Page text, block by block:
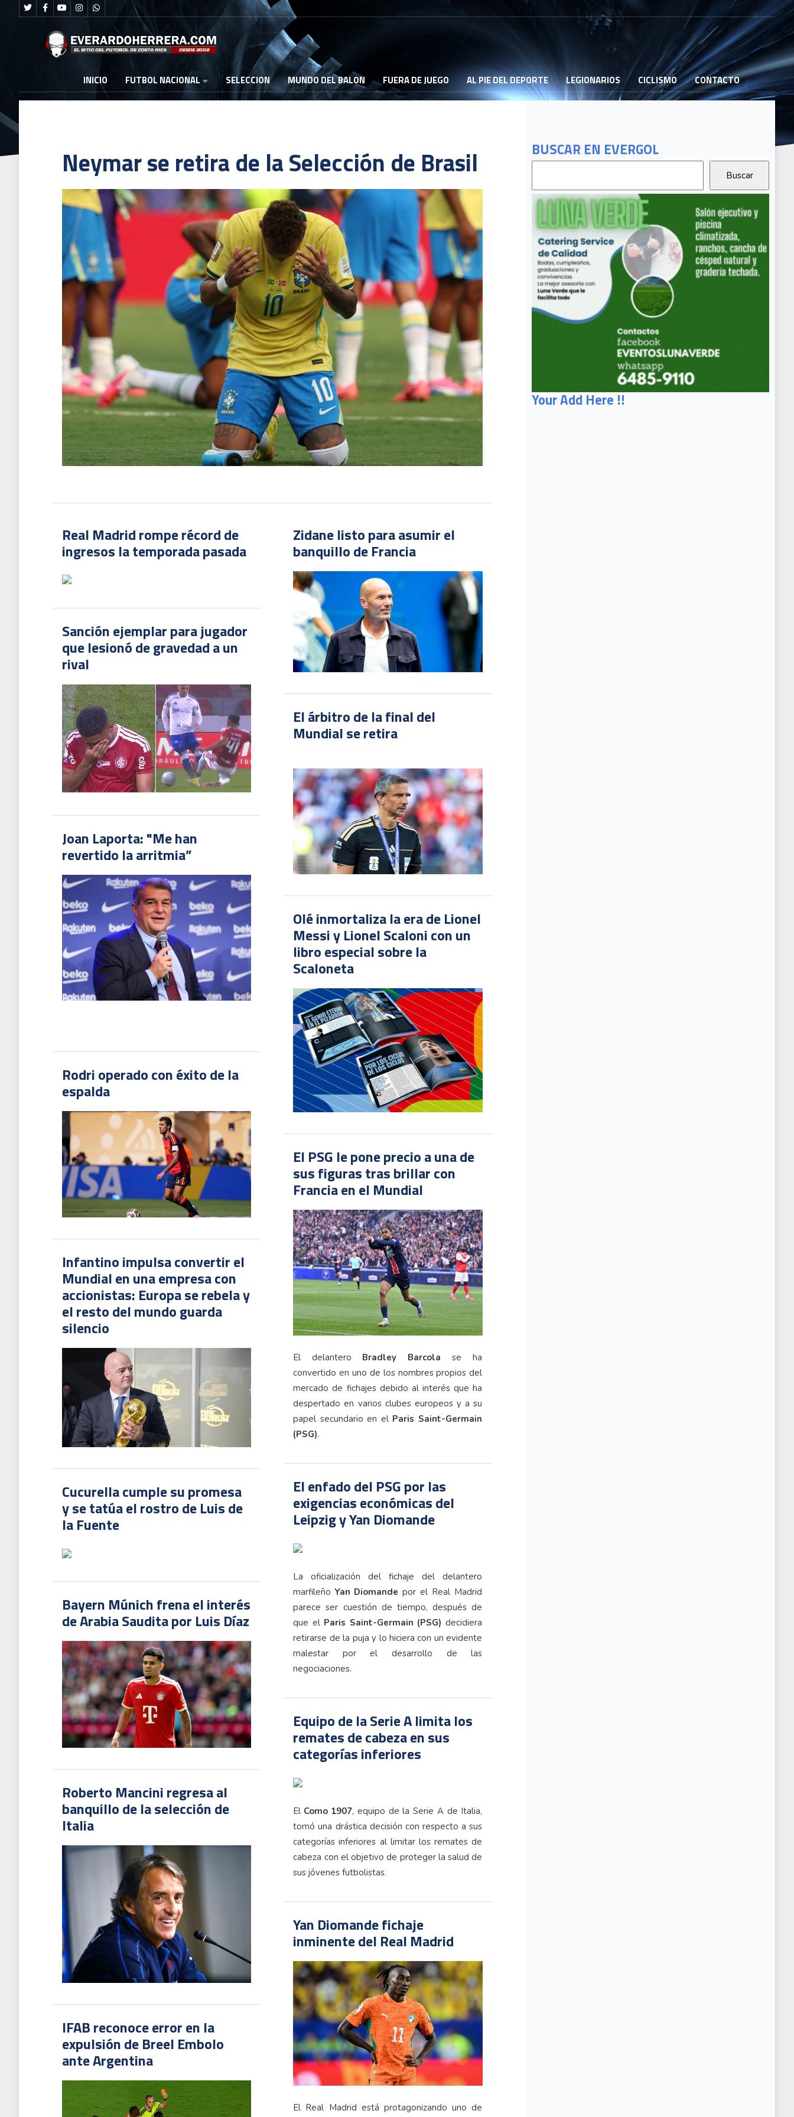
INICIO FUTBOL NACIONAL SELECCION MUNDO DEL BALON FUERA DE JUEGO AL PIE DEL DEPORTE LEGIONARIOS CICLISMO CONTACTO
BUSCAR EN EVERGOL
Your Add Here !!
Neymar se retira de la Selección de Brasil
Real Madrid rompe récord de
ingresos la temporada pasada
Sanción ejemplar para jugador
que lesionó de gravedad a un
rival
Joan Laporta: "Me han
revertido la arritmia”
Rodri operado con éxito de la
espalda
Infantino impulsa convertir el
Mundial en una empresa con
accionistas: Europa se rebela y
el resto del mundo guarda
silencio
Cucurella cumple su promesa
y se tatúa el rostro de Luis de
la Fuente
Bayern Múnich frena el interés
de Arabia Saudita por Luis Díaz
Roberto Mancini regresa al
banquillo de la selección de
Italia
IFAB reconoce error en la
expulsión de Breel Embolo
ante Argentina
Zidane listo para asumir el
banquillo de Francia
El árbitro de la final del
Mundial se retira
Olé inmortaliza la era de Lionel
Messi y Lionel Scaloni con un
libro especial sobre la
Scaloneta
El PSG le pone precio a una de
sus figuras tras brillar con
Francia en el Mundial
El delantero Bradley Barcola se ha
convertido en uno de los nombres propios del
mercado de fichajes debido al interés que ha
despertado en varios clubes europeos y a su
papel secundario en el Paris Saint-Germain
(PSG).
El enfado del PSG por las
exigencias económicas del
Leipzig y Yan Diomande
La oficialización del fichaje del delantero
marfileñoYan Diomande por el Real Madrid
parece ser cuestión de tiempo, después de
que el Paris Saint-Germain (PSG) decidiera
retirarse de la puja y lo hiciera con un evidente
malestar por el desarrollo de las
negociaciones.
Equipo de la Serie A limita los
remates de cabeza en sus
categorías inferiores
El Como 1907, equipo de la Serie A de Italia,
tomó una drástica decisión con respecto a sus
categorías inferiores al limitar los remates de
cabeza con el objetivo de proteger la salud de
sus jóvenes futbolistas.
Yan Diomande fichaje
inminente del Real Madrid
El Real Madrid está protagonizando uno de